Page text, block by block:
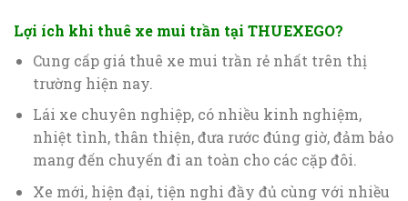
Lợi ích khi thuê xe mui trần tại THUEXEGO?
Cung cấp giá thuê xe mui trần rẻ nhất trên thị
trường hiện nay.
Lái xe chuyên nghiệp, có nhiều kinh nghiệm,
nhiệt tình, thân thiện, đưa rước đúng giờ, đảm bảo
mang đến chuyến đi an toàn cho các cặp đôi.
Xe mới, hiện đại, tiện nghi đầy đủ cùng với nhiều